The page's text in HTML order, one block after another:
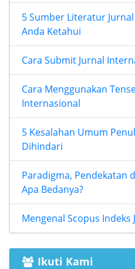
5 Sumber Literatur
Anda Ketahui
Cara Submit Jurnal
Cara Menggunakan
Internasional
5 Kesalahan Umum
Dihindari
Paradigma, Pendekatan
Apa Bedanya?
Mengenal Scopus
Ikuti Kami